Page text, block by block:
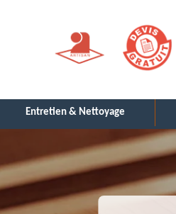
Entretien & Nettoyage